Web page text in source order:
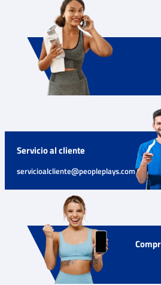
Servicio al cliente
servicioalcliente@peopleplays.com